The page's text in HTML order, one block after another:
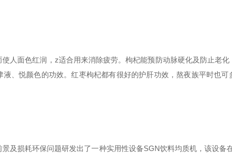
人面色红润，z适合用来消除疲劳。枸杞能预防动脉硬化及防止老
、悦颜色的功效。红枣枸杞都有很好的护肝功效，熬夜族平时也
及损耗环保问题研发出了一种实用性设备SGN饮料均质机，该设备